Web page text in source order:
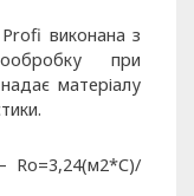
виконана з
при
матеріалу
Ro=3,24(м2*С)/